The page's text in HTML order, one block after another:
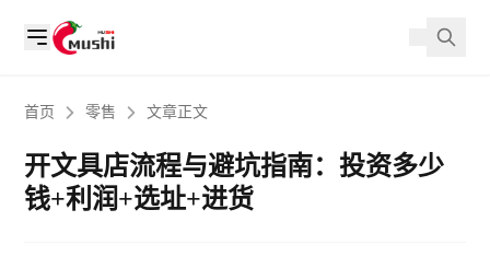
首页 零售 文章正文
开文具店流程与避坑指南：投资多少
钱+利润+选址+进货